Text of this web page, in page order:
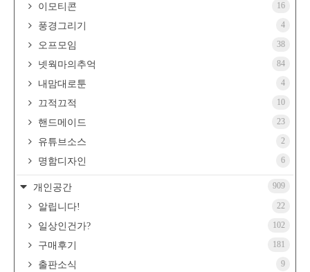
이모티콘 16
풍경그리기 4
오프모임 38
넷웍마의추억 84
내맘대로툰 4
끄적끄적 10
핸드메이드 23
유튜브소스 2
명함디자인 6
개인공간 909
알립니다! 22
일상인건가? 102
구매후기 181
출판소식 9